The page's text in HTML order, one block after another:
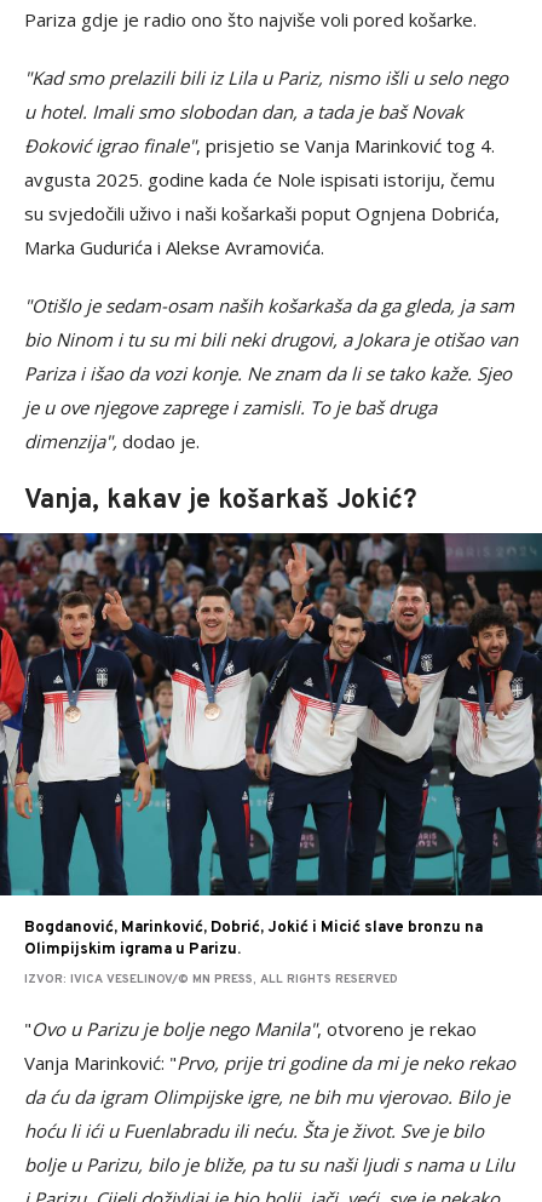
Pariza gdje je radio ono što najviše voli pored košarke.
"Kad smo prelazili bili iz Lila u Pariz, nismo išli u selo nego
u hotel. Imali smo slobodan dan, a tada je baš Novak
Đoković igrao finale", prisjetio se Vanja Marinković tog 4.
avgusta 2025. godine kada će Nole ispisati istoriju, čemu
su svjedočili uživo i naši košarkaši poput Ognjena Dobrića,
Marka Gudurića i Alekse Avramovića.
"Otišlo je sedam-osam naših košarkaša da ga gleda, ja sam
bio Ninom i tu su mi bili neki drugovi, a Jokara je otišao van
Pariza i išao da vozi konje. Ne znam da li se tako kaže. Sjeo
je u ove njegove zaprege i zamisli. To je baš druga
dimenzija", dodao je.
Vanja, kakav je košarkaš Jokić?
Bogdanović, Marinković, Dobrić, Jokić i Micić slave bronzu na
Olimpijskim igrama u Parizu.
IZVOR: IVICA VESELINOV/© MN PRESS, ALL RIGHTS RESERVED
"Ovo u Parizu je bolje nego Manila", otvoreno je rekao
Vanja Marinković: "Prvo, prije tri godine da mi je neko rekao
da ću da igram Olimpijske igre, ne bih mu vjerovao. Bilo je
hoću li ići u Fuenlabradu ili neću. Šta je život. Sve je bilo
bolje u Parizu, bilo je bliže, pa tu su naši ljudi s nama u Lilu